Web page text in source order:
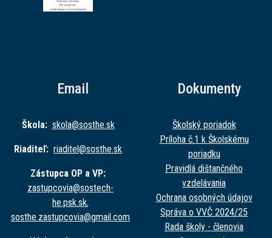
Email
Škola: skola@sosthe.sk
Riaditeľ: riaditel@sosthe.sk
Zástupca OP a VP:
zastupcovia@sostech-
he.psk.sk,
sosthe.zastupcovia@gmail.com
Dokumenty
Školský poriadok
Príloha č.1 k Školskému
poriadku
Pravidlá dištančného
vzdelávania
Ochrana osobných údajov
Správa o VVČ 2024/25
Rada školy - členovia